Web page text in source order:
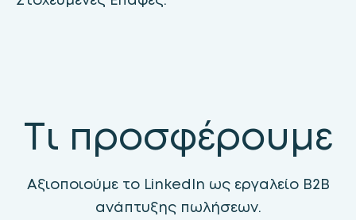
Τι προσφέρουμε
Αξιοποιούμε το LinkedIn ως εργαλείο B2B
ανάπτυξης πωλήσεων.